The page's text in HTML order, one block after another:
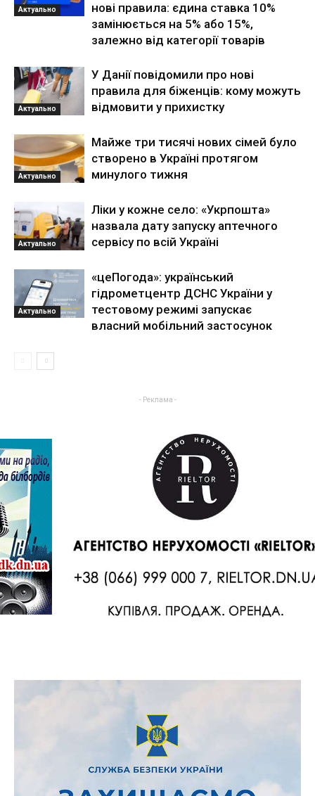
Актуально
нові правила: єдина ставка 10%
замінюється на 5% або 15%,
залежно від категорії товарів
Актуально
У Данії повідомили про нові
правила для біженців: кому можуть
відмовити у прихистку
Актуально
Майже три тисячі нових сімей було
створено в Україні протягом
минулого тижня
Актуально
Ліки у кожне село: «Укрпошта»
назвала дату запуску аптечного
сервісу по всій Україні
Актуально
«цеПогода»: український
гідрометцентр ДСНС України у
тестовому режимі запускає
власний мобільний застосунок
- Реклама -